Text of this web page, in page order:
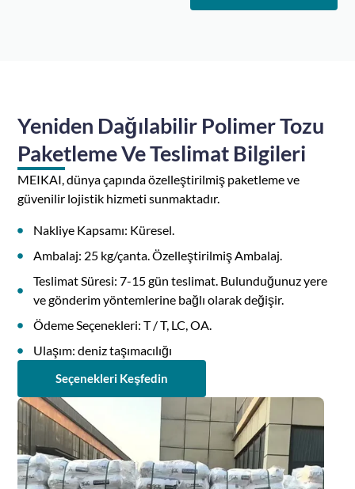
Yeniden Dağılabilir Polimer Tozu
Paketleme Ve Teslimat Bilgileri
MEIKAI, dünya çapında özelleştirilmiş paketleme ve
güvenilir lojistik hizmeti sunmaktadır.
Nakliye Kapsamı: Küresel.
Ambalaj: 25 kg/çanta. Özelleştirilmiş Ambalaj.
Teslimat Süresi: 7-15 gün teslimat. Bulunduğunuz yere
ve gönderim yöntemlerine bağlı olarak değişir.
Ödeme Seçenekleri: T / T, LC, OA.
Ulaşım: deniz taşımacılığı
Seçenekleri Keşfedin